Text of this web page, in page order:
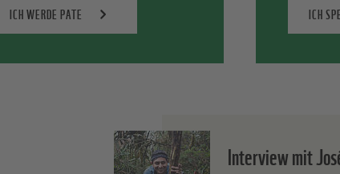
ICH WERDE PATE ICH
Interview mit